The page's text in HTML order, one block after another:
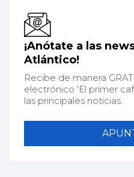
¡Anótate a las
Atlántico!
Recibe de manera
electrónico 'El primer
las principales noticias.